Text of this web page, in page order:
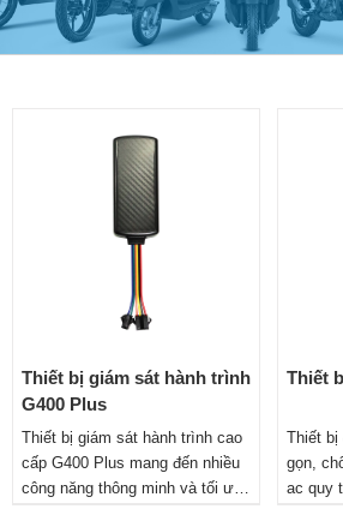
Thiết bị giám sát hành trình
G400 Plus
Thiết bị giám sát hành trình cao
cấp G400 Plus mang đến nhiều
công năng thông minh và tối ưu
Thiết
Thiết bị
gọn,
ac quy